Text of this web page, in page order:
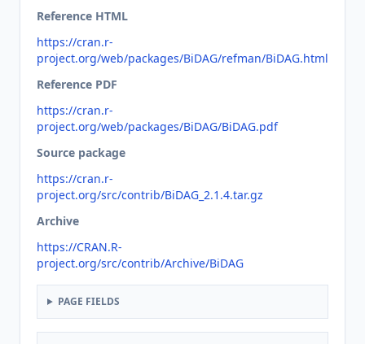
Reference HTML
https://cran.r-
project.org/web/packages/BiDAG/refman/BiDAG.html
Reference PDF
https://cran.r-
project.org/web/packages/BiDAG/BiDAG.pdf
Source package
https://cran.r-
project.org/src/contrib/BiDAG_2.1.4.tar.gz
Archive
https://CRAN.R-
project.org/src/contrib/Archive/BiDAG
PAGE FIELDS